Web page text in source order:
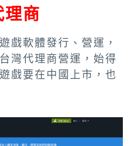
理商
戲軟體發行、營運，
灣代理商營運，始得
戲要在中國上市，也